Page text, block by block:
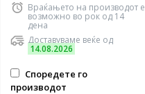
Враќањето на производот е
возможно во рок од 14
дена
Доставуваме веќе од
14.08.2026
Споредете го
производот